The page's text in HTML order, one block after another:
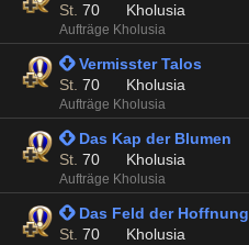
St. 70 Kholusia
Aufträge Kholusia
 Vermisster Talos
St. 70 Kholusia
Aufträge Kholusia
 Das Kap der Blumen
St. 70 Kholusia
Aufträge Kholusia
 Das Feld der Hoffnung
St. 70 Kholusia